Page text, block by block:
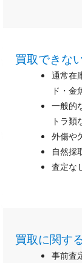
買取できな
通常在
ド・金
一般的
トラ類
外傷や
自然採
査定な
買取に関す
事前査